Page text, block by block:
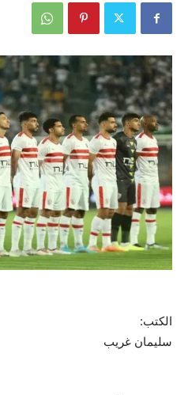
الكتب:
سليمان غريب